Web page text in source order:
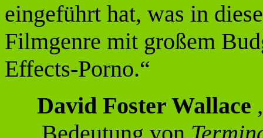
eingeführt hat, was in
Filmgenre mit großem
Effects-Porno.“
David Foster Wallace